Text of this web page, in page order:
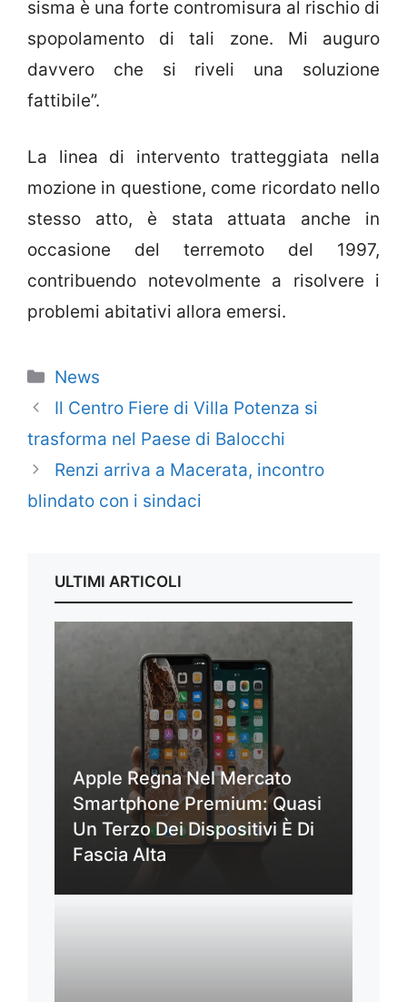
sisma è una forte contromisura al rischio di
spopolamento di tali zone. Mi auguro
davvero che si riveli una soluzione
fattibile”.
La linea di intervento tratteggiata nella
mozione in questione, come ricordato nello
stesso atto, è stata attuata anche in
occasione del terremoto del 1997,
contribuendo notevolmente a risolvere i
problemi abitativi allora emersi.
Categorie
News
Il Centro Fiere di Villa Potenza si
trasforma nel Paese di Balocchi
Renzi arriva a Macerata, incontro
blindato con i sindaci
ULTIMI ARTICOLI
Apple Regna Nel Mercato
Smartphone Premium: Quasi
Un Terzo Dei Dispositivi È Di
Fascia Alta